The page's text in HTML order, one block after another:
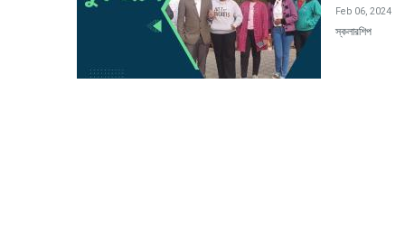
Feb 06, 2024
স্কলারশিপ